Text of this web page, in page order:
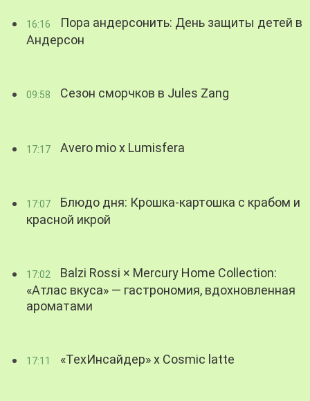
16:16
Пора андерсонить: День защиты детей в
Андерсон
09:58 Сезон сморчков в Jules Zang
17:17 Avero mio x Lumisfera
17:07
Блюдо дня: Крошка-картошка с крабом и
красной икрой
17:02
Balzi Rossi × Mercury Home Collection:
«Атлас вкуса» — гастрономия, вдохновленная
ароматами
17:11 «ТехИнсайдер» х Cosmic latte